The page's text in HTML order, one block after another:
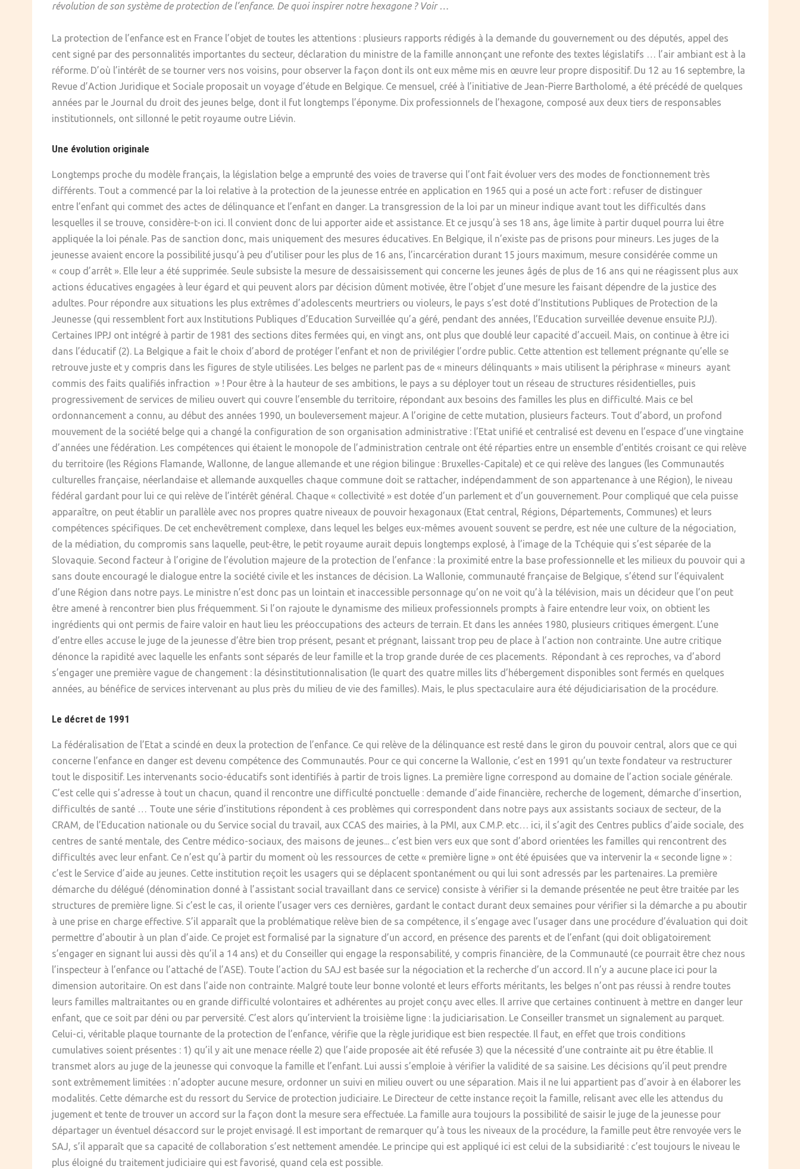
Agression Sexuelle
Délinquance
Banlieue
Accueil – Placement
Psychanalyse
Psychiatrie
Psychologie
Sexualité
Sociologie
Droit
Économie / Emploi
Justice
Politique
Religion
CULTURE
Romans / Médias
révolution de son système de protection de l’enfance. De quoi inspirer notre hexagone ? Voir …
La protection de l’enfance est en France l’objet de toutes les attentions : plusieurs rapports rédigés à la demande du gouvernement ou des députés, appel des
cent signé par des personnalités importantes du secteur, déclaration du ministre de la famille annonçant une refonte des textes législatifs … l’air ambiant est à la
réforme. D’où l’intérêt de se tourner vers nos voisins, pour observer la façon dont ils ont eux même mis en œuvre leur propre dispositif. Du 12 au 16 septembre, la
Revue d’Action Juridique et Sociale proposait un voyage d’étude en Belgique. Ce mensuel, créé à l’initiative de Jean-Pierre Bartholomé, a été précédé de quelques
années par le Journal du droit des jeunes belge, dont il fut longtemps l’éponyme. Dix professionnels de l’hexagone, composé aux deux tiers de responsables
institutionnels, ont sillonné le petit royaume outre Liévin.
Une évolution originale
Longtemps proche du modèle français, la législation belge a emprunté des voies de traverse qui l’ont fait évoluer vers des modes de fonctionnement très
différents. Tout a commencé par la loi relative à la protection de la jeunesse entrée en application en 1965 qui a posé un acte fort : refuser de distinguer
entre l’enfant qui commet des actes de délinquance et l’enfant en danger. La transgression de la loi par un mineur indique avant tout les difficultés dans
lesquelles il se trouve, considère-t-on ici. Il convient donc de lui apporter aide et assistance. Et ce jusqu’à ses 18 ans, âge limite à partir duquel pourra lui être
appliquée la loi pénale. Pas de sanction donc, mais uniquement des mesures éducatives. En Belgique, il n’existe pas de prisons pour mineurs. Les juges de la
jeunesse avaient encore la possibilité jusqu’à peu d’utiliser pour les plus de 16 ans, l’incarcération durant 15 jours maximum, mesure considérée comme un
« coup d’arrêt ». Elle leur a été supprimée. Seule subsiste la mesure de dessaisissement qui concerne les jeunes âgés de plus de 16 ans qui ne réagissent plus aux
actions éducatives engagées à leur égard et qui peuvent alors par décision dûment motivée, être l’objet d’une mesure les faisant dépendre de la justice des
adultes. Pour répondre aux situations les plus extrêmes d’adolescents meurtriers ou violeurs, le pays s’est doté d’Institutions Publiques de Protection de la
Jeunesse (qui ressemblent fort aux Institutions Publiques d’Education Surveillée qu’a géré, pendant des années, l’Education surveillée devenue ensuite PJJ).
Certaines IPPJ ont intégré à partir de 1981 des sections dites fermées qui, en vingt ans, ont plus que doublé leur capacité d’accueil. Mais, on continue à être ici
dans l’éducatif (2). La Belgique a fait le choix d’abord de protéger l’enfant et non de privilégier l’ordre public. Cette attention est tellement prégnante qu’elle se
retrouve juste et y compris dans les figures de style utilisées. Les belges ne parlent pas de « mineurs délinquants » mais utilisent la périphrase « mineurs ayant
commis des faits qualifiés infraction » ! Pour être à la hauteur de ses ambitions, le pays a su déployer tout un réseau de structures résidentielles, puis
progressivement de services de milieu ouvert qui couvre l’ensemble du territoire, répondant aux besoins des familles les plus en difficulté. Mais ce bel
ordonnancement a connu, au début des années 1990, un bouleversement majeur. A l’origine de cette mutation, plusieurs facteurs. Tout d’abord, un profond
mouvement de la société belge qui a changé la configuration de son organisation administrative : l’Etat unifié et centralisé est devenu en l’espace d’une vingtaine
d’années une fédération. Les compétences qui étaient le monopole de l’administration centrale ont été réparties entre un ensemble d’entités croisant ce qui relève
du territoire (les Régions Flamande, Wallonne, de langue allemande et une région bilingue : Bruxelles-Capitale) et ce qui relève des langues (les Communautés
culturelles française, néerlandaise et allemande auxquelles chaque commune doit se rattacher, indépendamment de son appartenance à une Région), le niveau
fédéral gardant pour lui ce qui relève de l’intérêt général. Chaque « collectivité » est dotée d’un parlement et d’un gouvernement. Pour compliqué que cela puisse
apparaître, on peut établir un parallèle avec nos propres quatre niveaux de pouvoir hexagonaux (Etat central, Régions, Départements, Communes) et leurs
compétences spécifiques. De cet enchevêtrement complexe, dans lequel les belges eux-mêmes avouent souvent se perdre, est née une culture de la négociation,
de la médiation, du compromis sans laquelle, peut-être, le petit royaume aurait depuis longtemps explosé, à l’image de la Tchéquie qui s’est séparée de la
Slovaquie. Second facteur à l’origine de l’évolution majeure de la protection de l’enfance : la proximité entre la base professionnelle et les milieux du pouvoir qui a
sans doute encouragé le dialogue entre la société civile et les instances de décision. La Wallonie, communauté française de Belgique, s’étend sur l’équivalent
d’une Région dans notre pays. Le ministre n’est donc pas un lointain et inaccessible personnage qu’on ne voit qu’à la télévision, mais un décideur que l’on peut
être amené à rencontrer bien plus fréquemment. Si l’on rajoute le dynamisme des milieux professionnels prompts à faire entendre leur voix, on obtient les
ingrédients qui ont permis de faire valoir en haut lieu les préoccupations des acteurs de terrain. Et dans les années 1980, plusieurs critiques émergent. L’une
d’entre elles accuse le juge de la jeunesse d’être bien trop présent, pesant et prégnant, laissant trop peu de place à l’action non contrainte. Une autre critique
dénonce la rapidité avec laquelle les enfants sont séparés de leur famille et la trop grande durée de ces placements. Répondant à ces reproches, va d’abord
s’engager une première vague de changement : la désinstitutionnalisation (le quart des quatre milles lits d’hébergement disponibles sont fermés en quelques
années, au bénéfice de services intervenant au plus près du milieu de vie des familles). Mais, le plus spectaculaire aura été déjudiciarisation de la procédure.
Le décret de 1991
La fédéralisation de l’Etat a scindé en deux la protection de l’enfance. Ce qui relève de la délinquance est resté dans le giron du pouvoir central, alors que ce qui
concerne l’enfance en danger est devenu compétence des Communautés. Pour ce qui concerne la Wallonie, c’est en 1991 qu’un texte fondateur va restructurer
tout le dispositif. Les intervenants socio-éducatifs sont identifiés à partir de trois lignes. La première ligne correspond au domaine de l’action sociale générale.
C’est celle qui s’adresse à tout un chacun, quand il rencontre une difficulté ponctuelle : demande d’aide financière, recherche de logement, démarche d’insertion,
difficultés de santé … Toute une série d’institutions répondent à ces problèmes qui correspondent dans notre pays aux assistants sociaux de secteur, de la
CRAM, de l’Education nationale ou du Service social du travail, aux CCAS des mairies, à la PMI, aux C.M.P. etc… ici, il s’agit des Centres publics d’aide sociale, des
centres de santé mentale, des Centre médico-sociaux, des maisons de jeunes... c’est bien vers eux que sont d’abord orientées les familles qui rencontrent des
difficultés avec leur enfant. Ce n’est qu’à partir du moment où les ressources de cette « première ligne » ont été épuisées que va intervenir la « seconde ligne » :
c’est le Service d’aide au jeunes. Cette institution reçoit les usagers qui se déplacent spontanément ou qui lui sont adressés par les partenaires. La première
démarche du délégué (dénomination donné à l’assistant social travaillant dans ce service) consiste à vérifier si la demande présentée ne peut être traitée par les
structures de première ligne. Si c’est le cas, il oriente l’usager vers ces dernières, gardant le contact durant deux semaines pour vérifier si la démarche a pu aboutir
à une prise en charge effective. S’il apparaît que la problématique relève bien de sa compétence, il s’engage avec l’usager dans une procédure d’évaluation qui doit
permettre d’aboutir à un plan d’aide. Ce projet est formalisé par la signature d’un accord, en présence des parents et de l’enfant (qui doit obligatoirement
s’engager en signant lui aussi dès qu’il a 14 ans) et du Conseiller qui engage la responsabilité, y compris financière, de la Communauté (ce pourrait être chez nous
l’inspecteur à l’enfance ou l’attaché de l’ASE). Toute l’action du SAJ est basée sur la négociation et la recherche d’un accord. Il n’y a aucune place ici pour la
dimension autoritaire. On est dans l’aide non contrainte. Malgré toute leur bonne volonté et leurs efforts méritants, les belges n’ont pas réussi à rendre toutes
leurs familles maltraitantes ou en grande difficulté volontaires et adhérentes au projet conçu avec elles. Il arrive que certaines continuent à mettre en danger leur
enfant, que ce soit par déni ou par perversité. C’est alors qu’intervient la troisième ligne : la judiciarisation. Le Conseiller transmet un signalement au parquet.
Celui-ci, véritable plaque tournante de la protection de l’enfance, vérifie que la règle juridique est bien respectée. Il faut, en effet que trois conditions
cumulatives soient présentes : 1) qu’il y ait une menace réelle 2) que l’aide proposée ait été refusée 3) que la nécessité d’une contrainte ait pu être établie. Il
transmet alors au juge de la jeunesse qui convoque la famille et l’enfant. Lui aussi s’emploie à vérifier la validité de sa saisine. Les décisions qu’il peut prendre
sont extrêmement limitées : n’adopter aucune mesure, ordonner un suivi en milieu ouvert ou une séparation. Mais il ne lui appartient pas d’avoir à en élaborer les
modalités. Cette démarche est du ressort du Service de protection judiciaire. Le Directeur de cette instance reçoit la famille, relisant avec elle les attendus du
jugement et tente de trouver un accord sur la façon dont la mesure sera effectuée. La famille aura toujours la possibilité de saisir le juge de la jeunesse pour
départager un éventuel désaccord sur le projet envisagé. Il est important de remarquer qu’à tous les niveaux de la procédure, la famille peut être renvoyée vers le
SAJ, s’il apparaît que sa capacité de collaboration s’est nettement amendée. Le principe qui est appliqué ici est celui de la subsidiarité : c’est toujours le niveau le
plus éloigné du traitement judiciaire qui est favorisé, quand cela est possible.